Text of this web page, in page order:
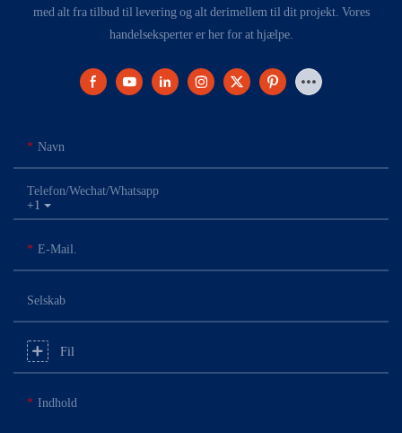
med alt fra tilbud til levering og alt derimellem til dit projekt. Vores
handelseksperter er her for at hjælpe.
Navn
+1
Telefon/Wechat/Whatsapp
E-Mail.
Selskab
Fil
Indhold